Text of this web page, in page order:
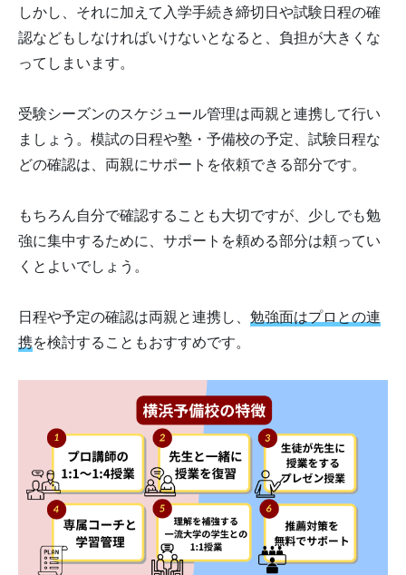
しかし、それに加えて入学手続き締切日や試験日程の確
認などもしなければいけないとなると、負担が大きくな
ってしまいます。
受験シーズンのスケジュール管理は両親と連携して行い
ましょう。模試の日程や塾・予備校の予定、試験日程な
どの確認は、両親にサポートを依頼できる部分です。
もちろん自分で確認することも大切ですが、少しでも勉
強に集中するために、サポートを頼める部分は頼ってい
くとよいでしょう。
日程や予定の確認は両親と連携し、 勉強面はプロとの連
携を検討することもおすすめです。